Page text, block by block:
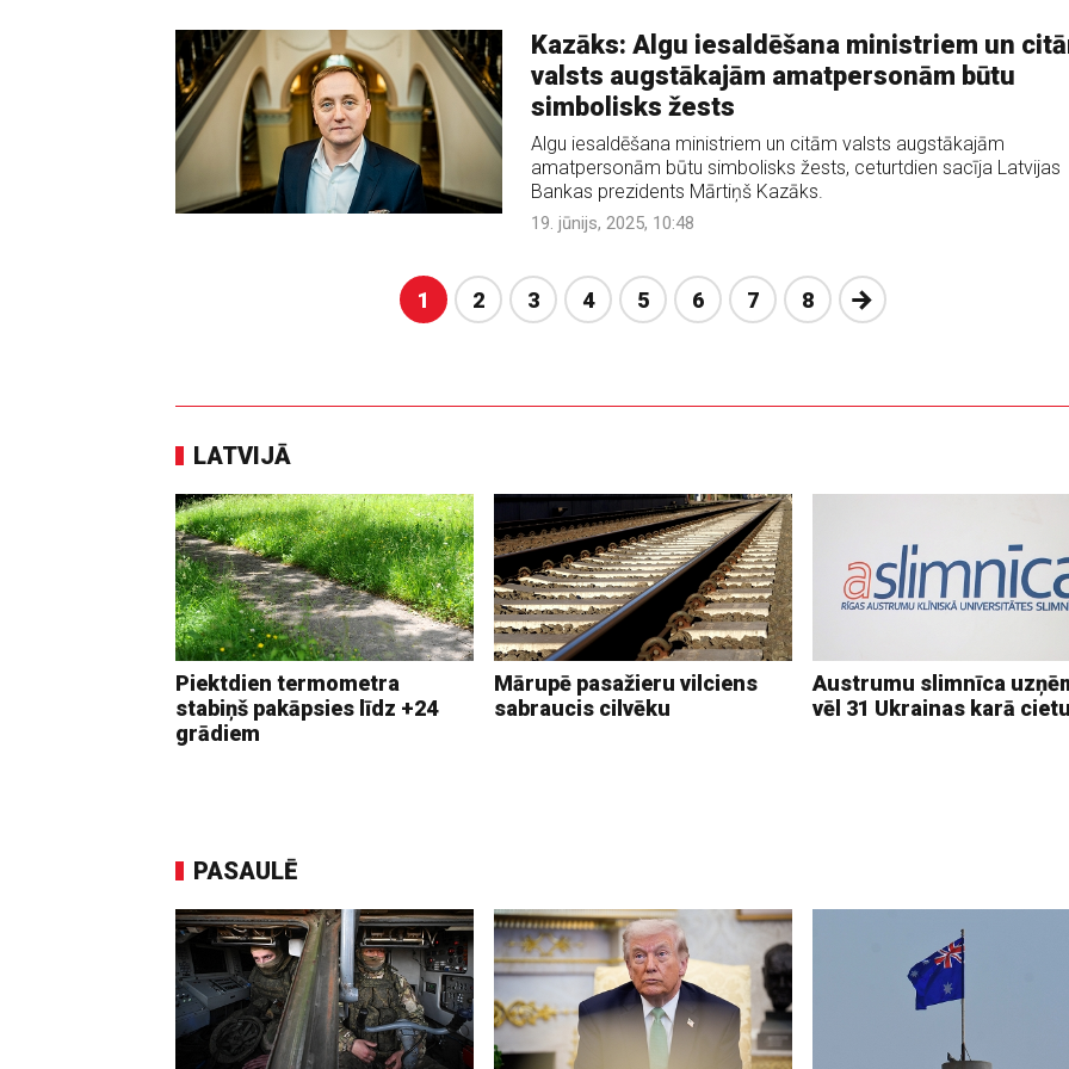
Kazāks: Algu iesaldēšana ministriem un
valsts augstākajām amatpersonām būtu
simbolisks žests
Algu iesaldēšana ministriem un citām valsts augstākajām
amatpersonām būtu simbolisks žests, ceturtdien sacīja Latvijas
Bankas prezidents Mārtiņš Kazāks.
19. jūnijs, 2025, 10:48
1 2 3 4 5 6 7 8 Nākošā
LATVIJĀ
Piektdien termometra
stabiņš pakāpsies līdz +24
grādiem
Mārupē pasažieru vilciens
sabraucis cilvēku
Austrumu slimnīca
vēl 31 Ukrainas karā
PASAULĒ